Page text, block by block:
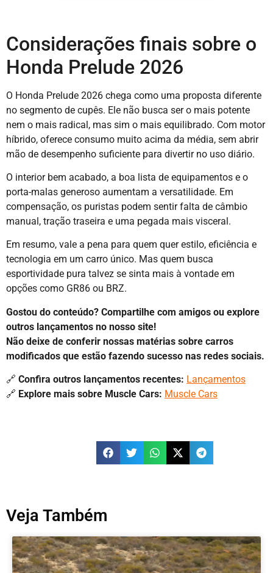
Considerações finais sobre o
Honda Prelude 2026
O Honda Prelude 2026 chega como uma proposta diferente
no segmento de cupês. Ele não busca ser o mais potente
nem o mais radical, mas sim o mais equilibrado. Com motor
híbrido, oferece consumo muito acima da média, sem abrir
mão de desempenho suficiente para divertir no uso diário.
O interior bem acabado, a boa lista de equipamentos e o
porta-malas generoso aumentam a versatilidade. Em
compensação, os puristas podem sentir falta de câmbio
manual, tração traseira e uma pegada mais visceral.
Em resumo, vale a pena para quem quer estilo, eficiência e
tecnologia em um carro único. Mas quem busca
esportividade pura talvez se sinta mais à vontade em
opções como GR86 ou BRZ.
Gostou do conteúdo? Compartilhe com amigos ou explore
outros lançamentos no nosso site!
Não deixe de conferir nossas matérias sobre carros
modificados que estão fazendo sucesso nas redes sociais.
🔗 Confira outros lançamentos recentes: Lançamentos
🔗 Explore mais sobre Muscle Cars: Muscle Cars
Veja Também